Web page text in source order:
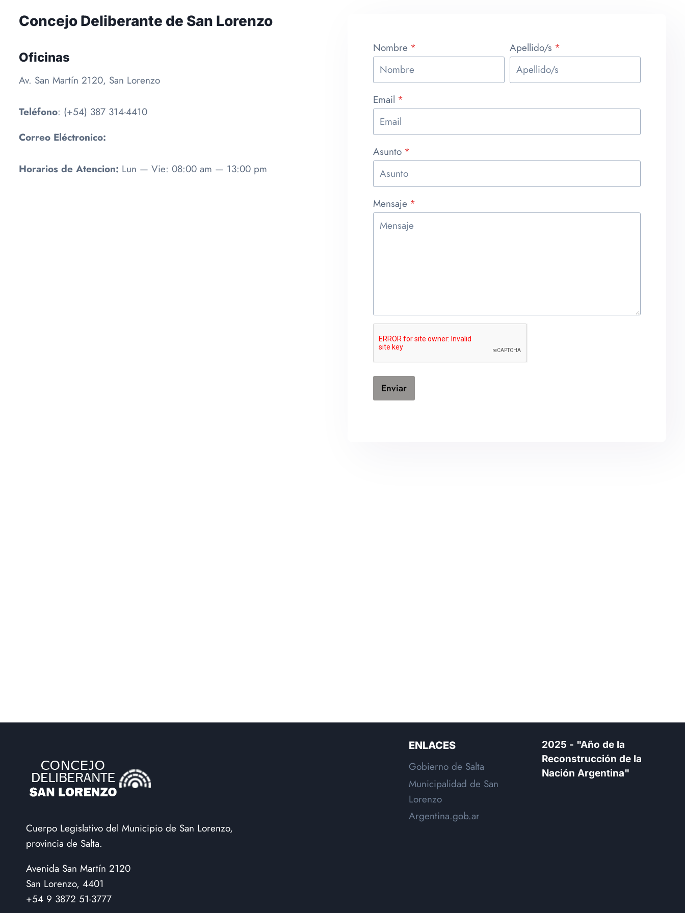
Concejo Deliberante de San Lorenzo
Oficinas
Av. San Martín 2120, San Lorenzo
Teléfono: (+54) 387 314-4410
Correo Eléctronico:
Horarios de Atencion: Lun — Vie: 08:00 am — 13:00 pm
Nombre * Apellido/s *
Email *
Asunto *
Mensaje *
Enviar
Cuerpo Legislativo del Municipio de San Lorenzo,
provincia de Salta.
Avenida San Martín 2120
San Lorenzo, 4401
+54 9 3872 51-3777
ENLACES
Gobierno de Salta
Municipalidad de San
Lorenzo
Argentina.gob.ar
2025 - "Año de la
Reconstrucción de la
Nación Argentina"